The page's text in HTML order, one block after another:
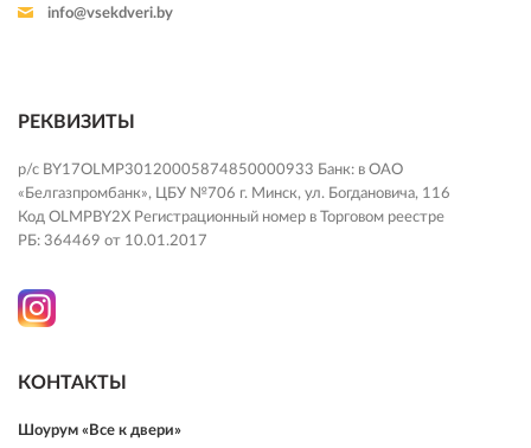
info@vsekdveri.by
РЕКВИЗИТЫ
р/с BY17OLMP30120005874850000933 Банк: в ОАО
«Белгазпромбанк», ЦБУ №706 г. Минск, ул. Богдановича, 116
Код OLMPBY2X Регистрационный номер в Торговом реестре
РБ: 364469 от 10.01.2017
КОНТАКТЫ
Шоурум «Все к двери»